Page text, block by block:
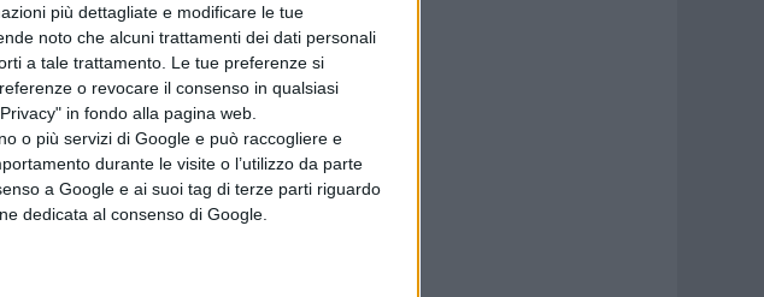
più dettagliate e modificare le tue
noto che alcuni trattamenti dei dati personali
a tale trattamento. Le tue preferenze si
o revocare il consenso in qualsiasi
in fondo alla pagina web.
o più servizi di Google e può raccogliere e
durante le visite o l’utilizzo da parte
a Google e ai suoi tag di terze parti riguardo
dedicata al consenso di Google.